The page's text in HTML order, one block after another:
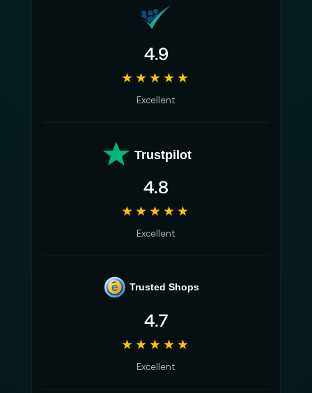
4.9
★★★★★
Excellent
Trustpilot
4.8
★★★★★
Excellent
e Trusted Shops
4.7
★★★★★
Excellent